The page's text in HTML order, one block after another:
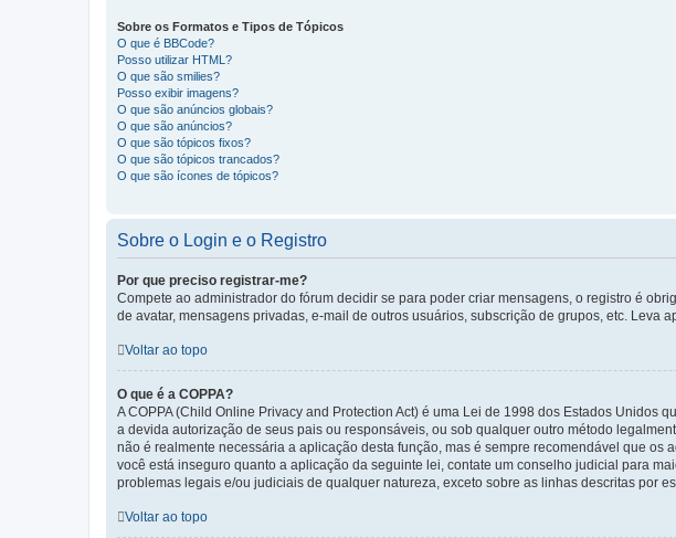
Sobre os Formatos e Tipos de Tópicos
O que é BBCode?
Posso utilizar HTML?
O que são smilies?
Posso exibir imagens?
O que são anúncios globais?
O que são anúncios?
O que são tópicos fixos?
O que são tópicos trancados?
O que são ícones de tópicos?
Sobre o Login e o Registro
Por que preciso registrar-me?
Compete ao administrador do fórum decidir se para poder criar mensagens, o registro é
de avatar, mensagens privadas, e-mail de outros usuários, subscrição de grupos, etc. Leva
Voltar ao topo
O que é a COPPA?
A COPPA (Child Online Privacy and Protection Act) é uma Lei de 1998 dos Estados
a devida autorização de seus pais ou responsáveis, ou sob qualquer outro método
não é realmente necessária a aplicação desta função, mas é sempre recomendável que
você está inseguro quanto a aplicação da seguinte lei, contate um conselho judicial para
problemas legais e/ou judiciais de qualquer natureza, exceto sobre as linhas descritas por
Voltar ao topo